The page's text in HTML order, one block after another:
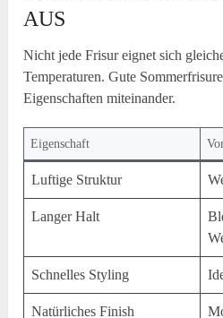
AUS
Nicht jede Frisur eignet sich
Temperaturen. Gute
Eigenschaften miteinander.
Eigenschaft
Luftige Struktur
Langer Halt
Schnelles Styling
Natürliches Finish